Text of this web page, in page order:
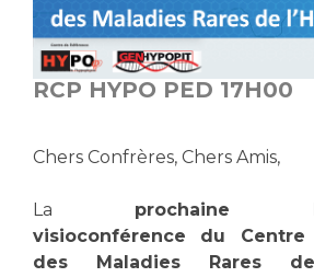
Vous accompagnez, vous
Vous allez être hospitalisé(e)
Vous avez un examen d'imagerie
Vous avez une analyse à réaliser
myaphm, votre espace santé en
Infos COVID-19
Emplois paramédicaux
Emplois administratifs
Étudiants hospitaliers
Emplois techniques et médico-
Emplois divers
Emplois socio-éducatifs
RCP HYPO PED 17H00
Chers Confrères, Chers Amis,
La
visioconférence du
des Maladies Rares de